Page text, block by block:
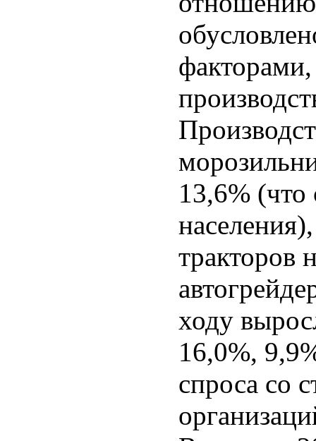
13,6% (что
тракторов
ходу
16,0%,
спроса со